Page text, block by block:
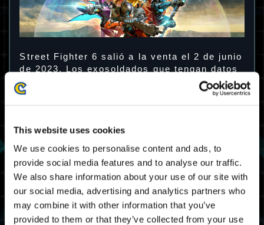
This website uses cookies
We use cookies to personalise content and ads, to
provide social media features and to analyse our traffic.
We also share information about your use of our site with
our social media, advertising and analytics partners who
may combine it with other information that you’ve
provided to them or that they’ve collected from your use
Street Fighter 6 salió a la venta el 2 de junio
de 2023. Los exosoldados que tengan datos
guardados de Street Fighter 6 en sus
dispositivos podrán recibir un adhesivo
especial para Exoprimal.
Oferta especial: Street Fighter 6
Decal